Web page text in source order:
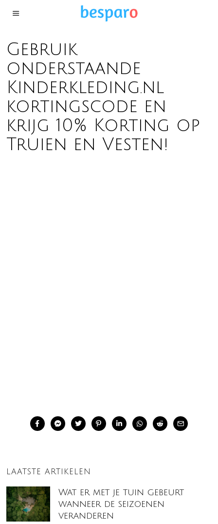
Gebruik
onderstaande
Kinderkleding.nl
kortingscode en
krijg 10% Korting op
Truien en Vesten!
LAATSTE ARTIKELEN
Wat er met je tuin gebeurt
wanneer de seizoenen
veranderen